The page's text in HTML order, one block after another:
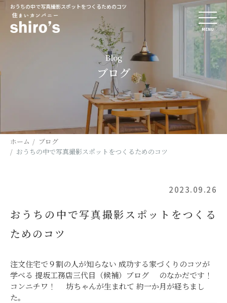
おうちの中で写真撮影スポットをつくるためのコツ
MENU
Blog
ブログ
ホーム
ブログ
おうちの中で写真撮影スポットをつくるためのコツ
2023.09.26
おうちの中で写真撮影スポットをつくる
ためのコツ
注文住宅で９割の人が知らない 成功する家づくりのコツが
学べる 提坂工務店三代目（候補）ブログ のなかだです！
コンニチワ！
坊ちゃんが生まれて 約一か月が経ちまし
た。